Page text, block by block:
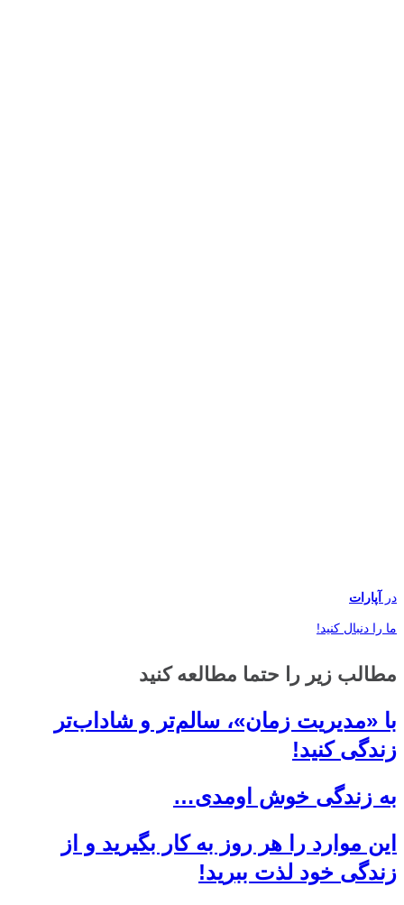
در آپارات
ما را دنبال کنید!
مطالب زیر را حتما مطالعه کنید
با «مدیریت زمان»، سالم‌تر و شاداب‌تر
زندگی کنید!
به زندگی خوش اومدی…
این موارد را هر روز به کار بگیرید و از
زندگی خود لذت ببرید!